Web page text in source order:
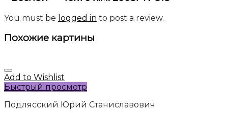
You must be logged in to post a review.
Похожие картины
Add to Wishlist
Быстрый просмотр
Подлясский Юрий Станиславович